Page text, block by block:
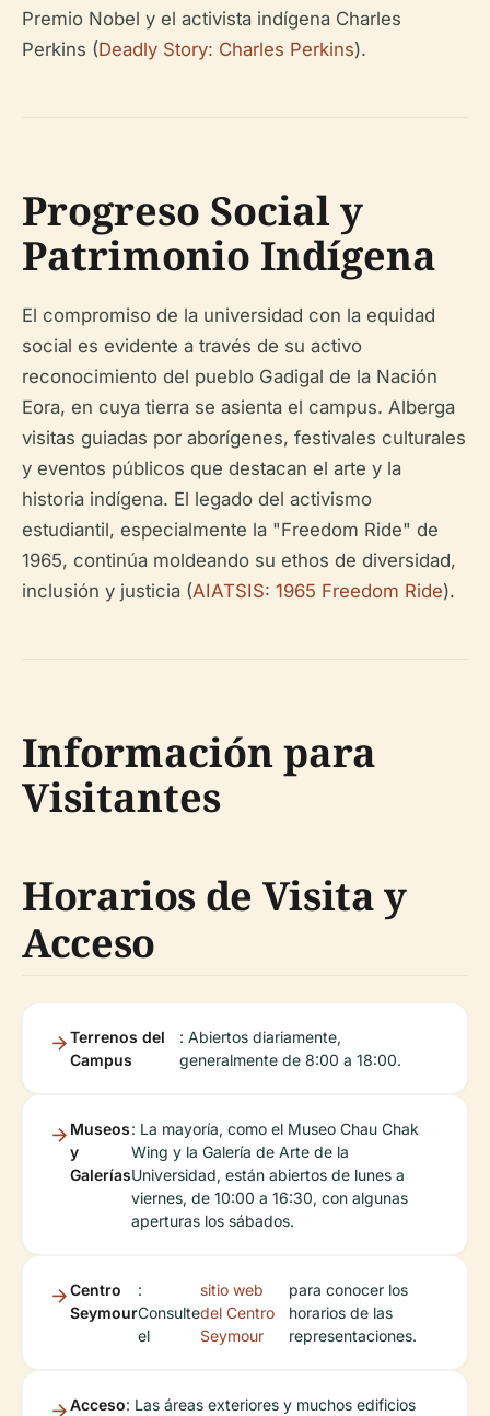
Premio Nobel y el activista indígena Charles
Perkins (Deadly Story: Charles Perkins).
Progreso Social y
Patrimonio Indígena
El compromiso de la universidad con la equidad
social es evidente a través de su activo
reconocimiento del pueblo Gadigal de la Nación
Eora, en cuya tierra se asienta el campus. Alberga
visitas guiadas por aborígenes, festivales culturales
y eventos públicos que destacan el arte y la
historia indígena. El legado del activismo
estudiantil, especialmente la "Freedom Ride" de
1965, continúa moldeando su ethos de diversidad,
inclusión y justicia (AIATSIS: 1965 Freedom Ride).
Información para
Visitantes
Horarios de Visita y
Acceso
Terrenos del
Campus
: Abiertos diariamente,
generalmente de 8:00 a 18:00.
Museos
y
Galerías
: La mayoría, como el Museo Chau Chak
Wing y la Galería de Arte de la
Universidad, están abiertos de lunes a
viernes, de 10:00 a 16:30, con algunas
aperturas los sábados.
Centro
Seymour
:
Consulte
el
sitio web
del Centro
Seymour
para conocer los
horarios de las
representaciones.
Acceso: Las áreas exteriores y muchos edificios